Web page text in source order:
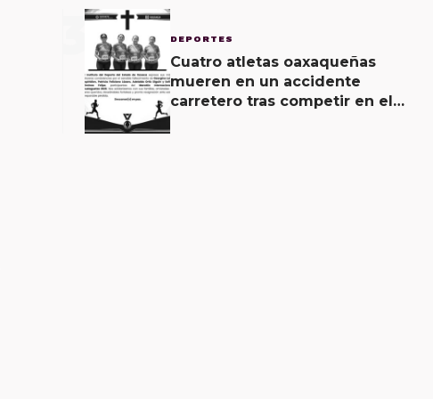
3 DEPORTES
Cuatro atletas oaxaqueñas
mueren en un accidente
carretero tras competir en el